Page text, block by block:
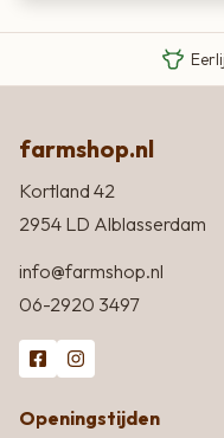
farmshop.nl
Kortland 42
2954 LD Alblasserdam
info@farmshop.nl
06-2920 3497
Openingstijden